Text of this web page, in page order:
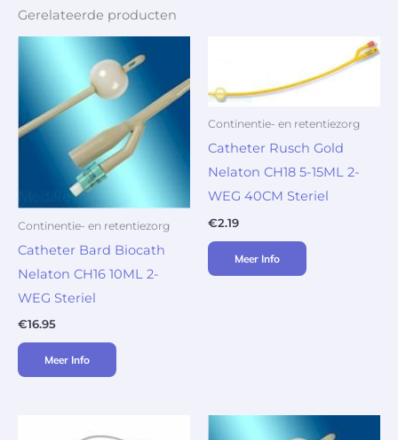
Gerelateerde producten
Continentie- en retentiezorg
Catheter Bard Biocath
Nelaton CH16 10ML 2-
WEG Steriel
€16.95
Meer Info
Continentie- en retentiezorg
Catheter Rusch Gold
Nelaton CH18 5-15ML 2-
WEG 40CM Steriel
€2.19
Meer Info